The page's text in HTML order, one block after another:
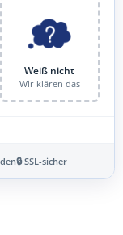
Weiß nicht
Wir klären das
🔒 SSL-sicher